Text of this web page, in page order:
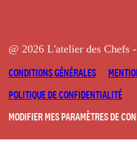
@ 2026 L'atelier des Chefs
CONDITIONS GÉNÉRALES
POLITIQUE DE CONFIDENTIALITÉ
MODIFIER MES PARAMÈTRES DE